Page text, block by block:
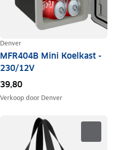
Denver
MFR404B Mini Koelkast -
230/12V
39,80
Verkoop door Denver